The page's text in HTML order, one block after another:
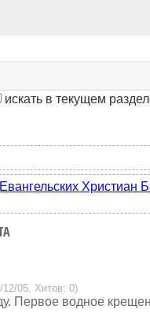
искать в текущем
Христиан
05, Хитов: 0)
Первое водное